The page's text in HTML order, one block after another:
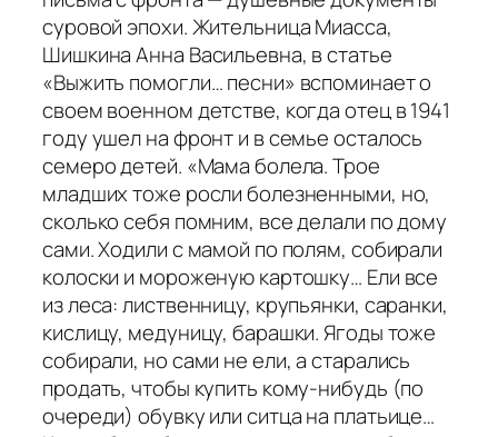
суровой эпохи. Жительница Миасса,
Шишкина Анна Васильевна, в статье
«Выжить помогли… песни» вспоминает о
своем военном детстве, когда отец в 1941
году ушел на фронт и в семье осталось
семеро детей. «Мама болела. Трое
младших тоже росли болезненными, но,
сколько себя помним, все делали по дому
сами. Ходили с мамой по полям, собирали
колоски и мороженую картошку… Ели все
из леса: лиственницу, крупьянки, саранки,
кислицу, медуницу, барашки. Ягоды тоже
собирали, но сами не ели, а старались
продать, чтобы купить кому-нибудь (по
очереди) обувку или ситца на платьице…